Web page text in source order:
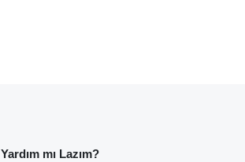
Yardım mı Lazım?